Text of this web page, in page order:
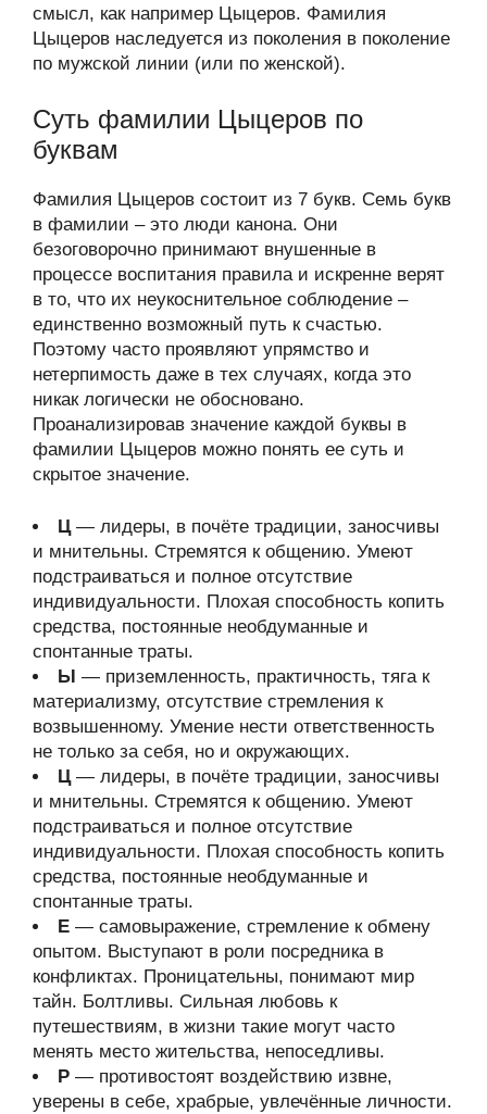
смысл, как например Цыцеров. Фамилия
Цыцеров наследуется из поколения в поколение
по мужской линии (или по женской).
Суть фамилии Цыцеров по
буквам
Фамилия Цыцеров состоит из 7 букв. Семь букв
в фамилии – это люди канона. Они
безоговорочно принимают внушенные в
процессе воспитания правила и искренне верят
в то, что их неукоснительное соблюдение –
единственно возможный путь к счастью.
Поэтому часто проявляют упрямство и
нетерпимость даже в тех случаях, когда это
никак логически не обосновано.
Проанализировав значение каждой буквы в
фамилии Цыцеров можно понять ее суть и
скрытое значение.
Ц— лидеры, в почёте традиции, заносчивы
и мнительны. Стремятся к общению. Умеют
подстраиваться и полное отсутствие
индивидуальности. Плохая способность копить
средства, постоянные необдуманные и
спонтанные траты.
Ы — приземленность, практичность, тяга к
материализму, отсутствие стремления к
возвышенному. Умение нести ответственность
не только за себя, но и окружающих.
Ц— лидеры, в почёте традиции, заносчивы
и мнительны. Стремятся к общению. Умеют
подстраиваться и полное отсутствие
индивидуальности. Плохая способность копить
средства, постоянные необдуманные и
спонтанные траты.
Е — самовыражение, стремление к обмену
опытом. Выступают в роли посредника в
конфликтах. Проницательны, понимают мир
тайн. Болтливы. Сильная любовь к
путешествиям, в жизни такие могут часто
менять место жительства, непоседливы.
Р — противостоят воздействию извне,
уверены в себе, храбрые, увлечённые личности.